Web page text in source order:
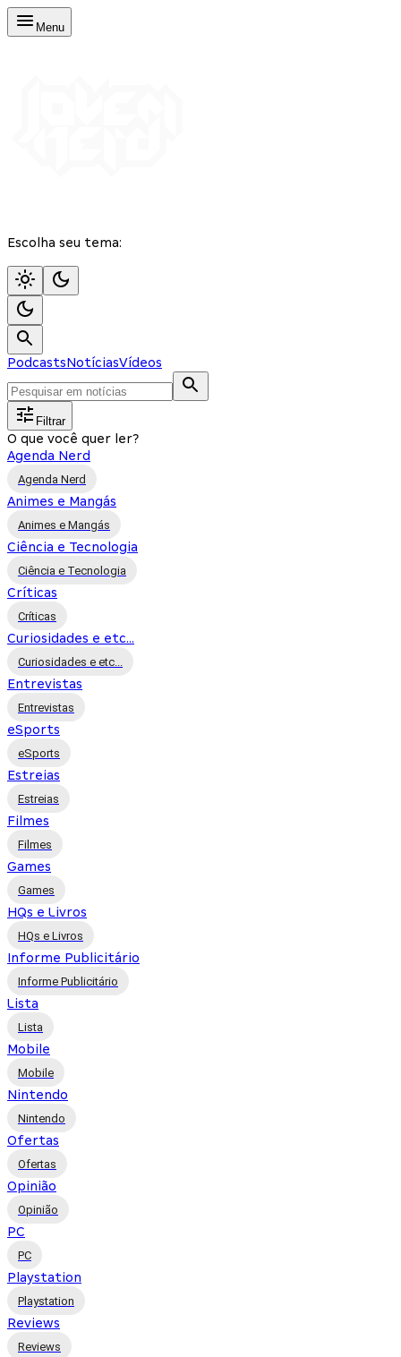
Menu
Escolha seu tema:
PodcastsNotíciasVídeos
Filtrar
O que você quer ler?
Agenda Nerd
Agenda Nerd
Animes e Mangás
Animes e Mangás
Ciência e Tecnologia
Ciência e Tecnologia
Críticas
Críticas
Curiosidades e etc...
Curiosidades e etc...
Entrevistas
Entrevistas
eSports
eSports
Estreias
Estreias
Filmes
Filmes
Games
Games
HQs e Livros
HQs e Livros
Informe Publicitário
Informe Publicitário
Lista
Lista
Mobile
Mobile
Nintendo
Nintendo
Ofertas
Ofertas
Opinião
Opinião
PC
PC
Playstation
Playstation
Reviews
Reviews